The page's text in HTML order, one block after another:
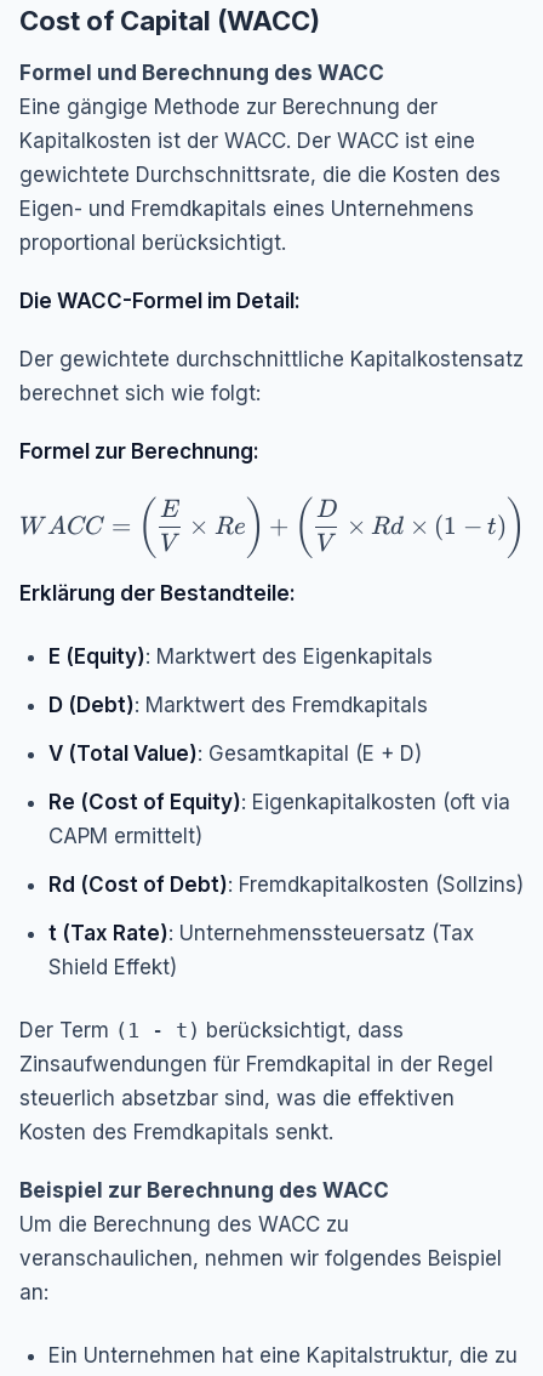
Cost of Capital (WACC)
Formel und Berechnung des WACC
Eine gängige Methode zur Berechnung der
Kapitalkosten ist der WACC. Der WACC ist eine
gewichtete Durchschnittsrate, die die Kosten des
Eigen- und Fremdkapitals eines Unternehmens
proportional berücksichtigt.
Die WACC-Formel im Detail:
Der gewichtete durchschnittliche Kapitalkostensatz
berechnet sich wie folgt:
Formel zur Berechnung:
WACC = \left( \frac{E}{V} \times Re
WACC = ( V
E
× Re ) + ( V
D
× Rd × (1 − t) )
Erklärung der Bestandteile:
E (Equity): Marktwert des Eigenkapitals
D (Debt): Marktwert des Fremdkapitals
V (Total Value): Gesamtkapital (E + D)
Re (Cost of Equity): Eigenkapitalkosten (oft via
CAPM ermittelt)
Rd (Cost of Debt): Fremdkapitalkosten (Sollzins)
t (Tax Rate): Unternehmenssteuersatz (Tax
Shield Effekt)
Der Term (1 - t) berücksichtigt, dass
Zinsaufwendungen für Fremdkapital in der Regel
steuerlich absetzbar sind, was die effektiven
Kosten des Fremdkapitals senkt.
Beispiel zur Berechnung des WACC
Um die Berechnung des WACC zu
veranschaulichen, nehmen wir folgendes Beispiel
an:
Ein Unternehmen hat eine Kapitalstruktur, die zu